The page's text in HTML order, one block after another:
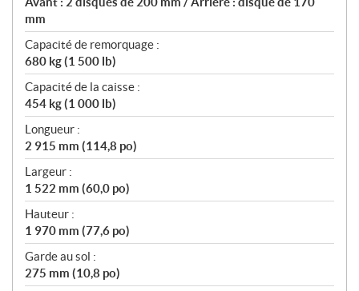
mm
Capacité de remorquage :
680 kg (1 500 lb)
Capacité de la caisse :
454 kg (1 000 lb)
Longueur :
2 915 mm (114,8 po)
Largeur :
1 522 mm (60,0 po)
Hauteur :
1 970 mm (77,6 po)
Garde au sol :
275 mm (10,8 po)